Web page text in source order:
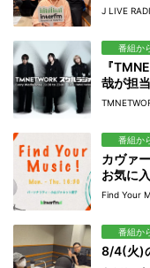
J LIVE
番組か
『
哉が担当
番組か
カヴァ
お気に
Find Your
番組か
8/4(火)